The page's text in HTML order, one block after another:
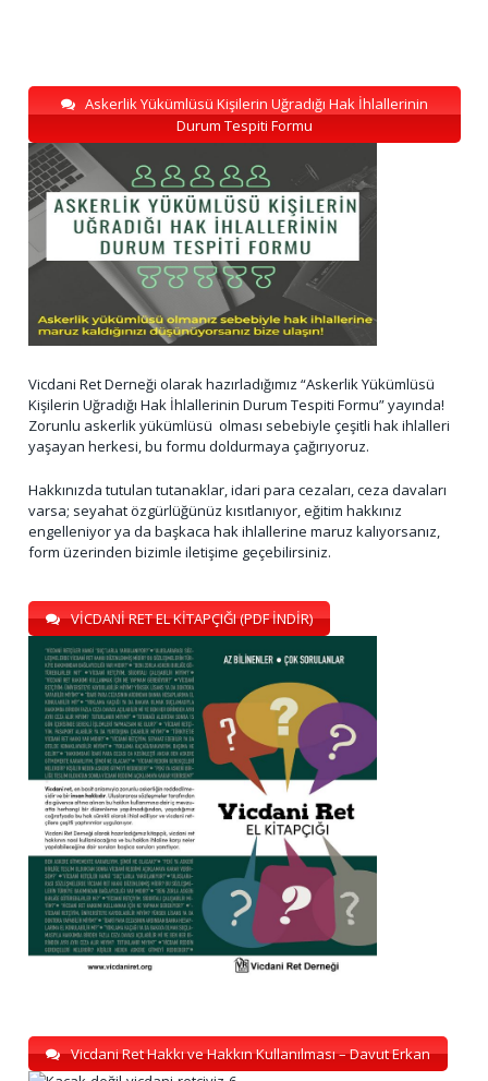
Askerlik Yükümlüsü Kişilerin Uğradığı Hak İhlallerinin
Durum Tespiti Formu
Vicdani Ret Derneği olarak hazırladığımız “Askerlik Yükümlüsü
Kişilerin Uğradığı Hak İhlallerinin Durum Tespiti Formu” yayında!
Zorunlu askerlik yükümlüsü olması sebebiyle çeşitli hak ihlalleri
yaşayan herkesi, bu formu doldurmaya çağırıyoruz.
Hakkınızda tutulan tutanaklar, idari para cezaları, ceza davaları
varsa; seyahat özgürlüğünüz kısıtlanıyor, eğitim hakkınız
engelleniyor ya da başkaca hak ihlallerine maruz kalıyorsanız,
form üzerinden bizimle iletişime geçebilirsiniz.
VİCDANİ RET EL KİTAPÇIĞI (PDF İNDİR)
Vicdani Ret Hakkı ve Hakkın Kullanılması – Davut Erkan